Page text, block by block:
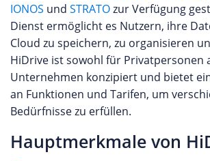
IONOS und STRATOzur Verfügung
Dienst ermöglicht es Nutzern, ihre
Cloud zu speichern, zu organisieren
HiDrive ist sowohl für Privatpersonen
Unternehmen konzipiert und bietet
an Funktionen und Tarifen, um
Bedürfnisse zu erfüllen.
Hauptmerkmale von